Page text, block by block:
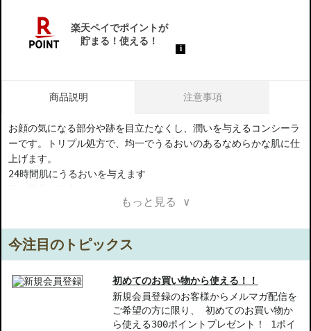
商品説明 注意事項
お顔の気になる部分や跡を目立たなくし、潤いを与えるコンシーラ
ーです。トリプル処方で、均一でうるおいのあるなめらかな肌に仕
上げます。
24時間肌にうるおいを与えます
皮脂の過剰分泌を抑える
トリプル処方-均一で潤いのあるなめらかな肌に仕上げます。
24時間保湿-長時間続く潤いで、乾燥からしっかり守ります。
凹凸補正-肌の凹凸を目立たなくし、印象を引き立てます。
もっと見る ∨
今注目のトピックス
初めてのお買い物から使える！！
新規会員登録のお客様からメルマガ配信を
ご希望の方に限り、 初めてのお買い物か
ら使える300ポイントプレゼント！ 1ポイ